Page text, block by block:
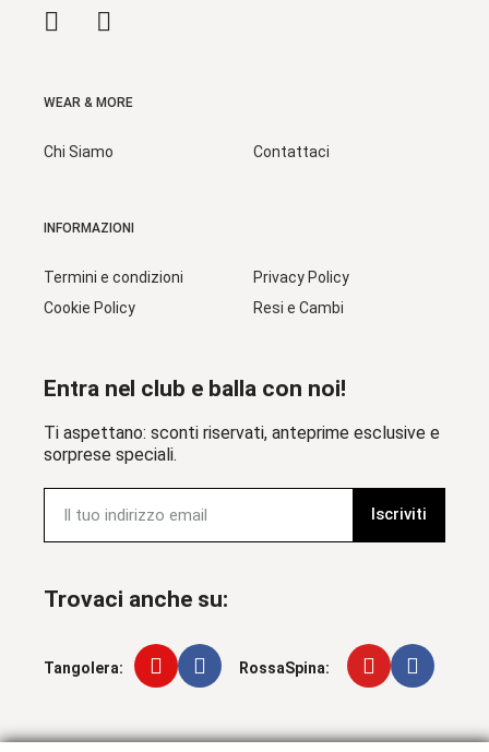
WEAR & MORE
Chi Siamo Contattaci
INFORMAZIONI
Termini e condizioni
Cookie Policy
Privacy Policy
Resi e Cambi
Entra nel club e balla con noi!
Ti aspettano: sconti riservati, anteprime esclusive e
sorprese speciali.
Iscriviti
Trovaci anche su:
Tangolera: RossaSpina: